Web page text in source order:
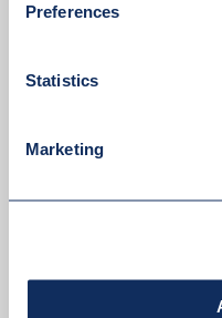
Preferences
Statistics
Marketing